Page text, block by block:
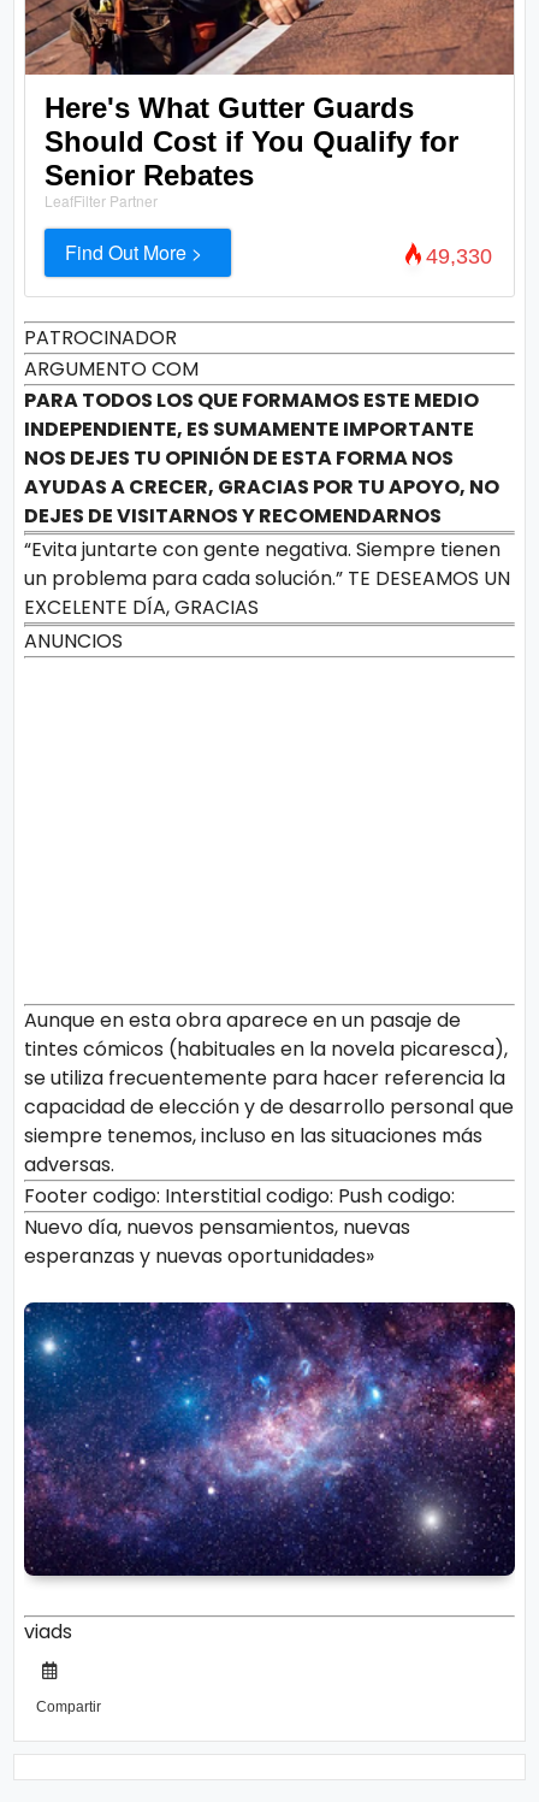
Here's What Gutter Guards
Should Cost if You Qualify for
Senior Rebates
LeafFilter Partner
Find Out More > 49,330
PATROCINADOR
ARGUMENTO COM
PARA TODOS LOS QUE FORMAMOS ESTE MEDIO
INDEPENDIENTE, ES SUMAMENTE IMPORTANTE
NOS DEJES TU OPINIÓN DE ESTA FORMA NOS
AYUDAS A CRECER, GRACIAS POR TU APOYO, NO
DEJES DE VISITARNOS Y RECOMENDARNOS
“Evita juntarte con gente negativa. Siempre tienen
un problema para cada solución.” TE DESEAMOS UN
EXCELENTE DÍA, GRACIAS
ANUNCIOS
Aunque en esta obra aparece en un pasaje de
tintes cómicos (habituales en la novela picaresca),
se utiliza frecuentemente para hacer referencia la
capacidad de elección y de desarrollo personal que
siempre tenemos, incluso en las situaciones más
adversas.
Footer codigo: Interstitial codigo: Push codigo:
Nuevo día, nuevos pensamientos, nuevas
esperanzas y nuevas oportunidades»
viads
Compartir